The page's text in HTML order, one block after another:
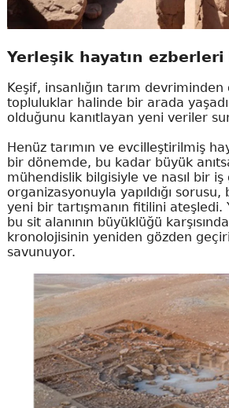
Yerleşik hayatın
Keşif, insanlığın tarım
topluluklar halinde bir arada
olduğunu kanıtlayan yeni veriler
Henüz tarımın ve evcilleştirilmiş
bir dönemde, bu kadar büyük
mühendislik bilgisiyle ve nasıl bir iş
organizasyonuyla yapıldığı sorusu,
yeni bir tartışmanın fitilini ateşledi.
bu sit alanının büyüklüğü
kronolojisinin yeniden gözden
savunuyor.